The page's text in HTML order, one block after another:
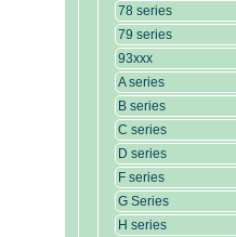
78 series
79 series
93xxx
A series
B series
C series
D series
F series
G Series
H series